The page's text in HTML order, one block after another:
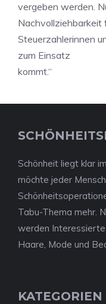
vergeben werden.
Nachvollziehbarkeit
Steuerzahlerinnen
zum Einsatz
kommt.“
Schönheit liegt klar
möchte jeder
Tabu-Thema mehr.
werden
Haare, Mode und
KATEGORIEN